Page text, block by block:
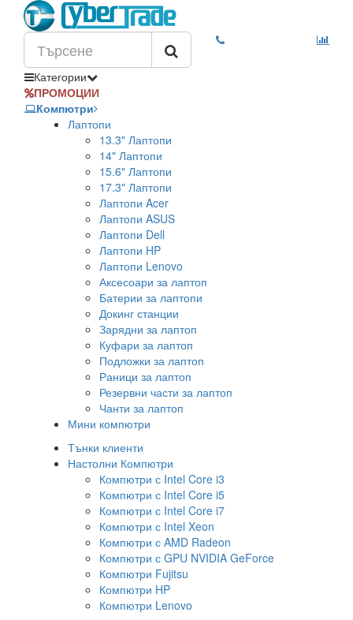
Категории
ПРОМОЦИИ
Компютри
Лаптопи
13.3" Лаптопи
14" Лаптопи
15.6" Лаптопи
17.3" Лаптопи
Лаптопи Acer
Лаптопи ASUS
Лаптопи Dell
Лаптопи HP
Лаптопи Lenovo
Аксесоари за лаптоп
Батерии за лаптопи
Докинг станции
Зарядни за лаптоп
Куфари за лаптоп
Подложки за лаптоп
Раници за лаптоп
Резервни части за лаптоп
Чанти за лаптоп
Мини компютри
Тънки клиенти
Настолни Компютри
Компютри с Intel Core i3
Компютри с Intel Core i5
Компютри с Intel Core i7
Компютри с Intel Xeon
Компютри с AMD Radeon
Компютри с GPU NVIDIA GeForce
Компютри Fujitsu
Компютри HP
Компютри Lenovo